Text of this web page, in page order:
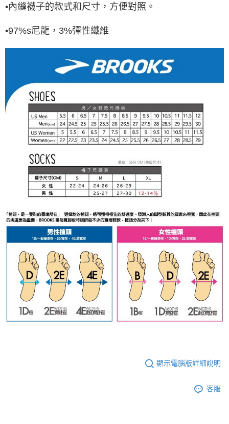
•內縫襪子的款式和尺寸，方便對照。
•97%s尼龍，3%彈性纖維
顯示電腦版詳細說明
客服